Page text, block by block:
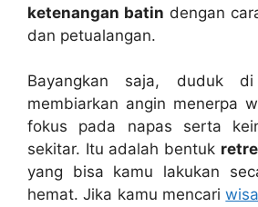
ketenangan batin dengan
dan petualangan.
Bayangkan saja, duduk
membiarkan angin menerpa
fokus pada napas serta
sekitar. Itu adalah bentuk
yang bisa kamu lakukan
hemat. Jika kamu mencari